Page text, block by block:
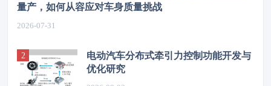
量产，如何从容应对车身质量挑战
2026-07-31
电动汽车分布式牵引力控制功能开发与
优化研究